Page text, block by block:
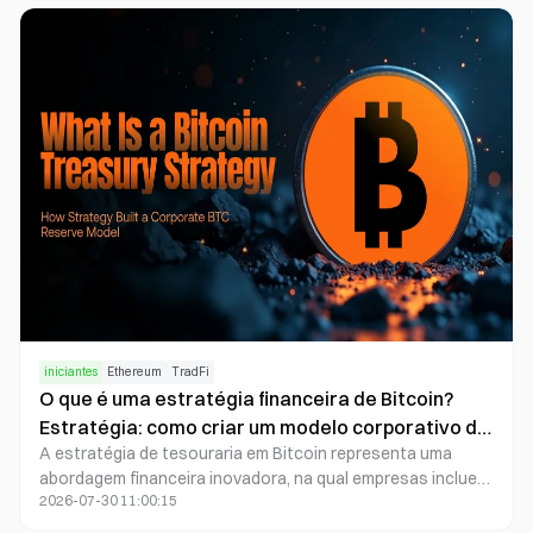
títulos, patrimônio e ativos do mundo real em forma de
tokens digitais, utilizando contratos inteligentes para
administrar propriedade, transferências, pagamentos e
mecanismos de controle regulatório.
iniciantes Ethereum TradFi
O que é uma estratégia financeira de Bitcoin?
Estratégia: como criar um modelo corporativo de
reserva em BTC
A estratégia de tesouraria em Bitcoin representa uma
abordagem financeira inovadora, na qual empresas incluem
ativamente Bitcoin (BTC) em seus balanços para ampliar o
2026-07-30 11:00:15